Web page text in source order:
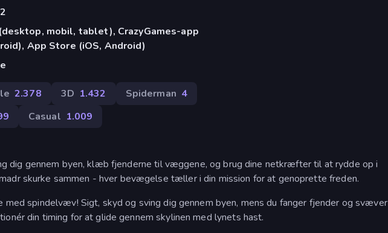
mobil, tablet), CrazyGames-app
App Store (iOS, Android)
2.378 3D 1.432 Spiderman 4
Casual 1.009
dig gennem byen, klæb fjenderne til væggene, og brug dine netkræfter til at rydde op i
skurke sammen - hver bevægelse tæller i din mission for at genoprette freden.
med spindelvæv! Sigt, skyd og sving dig gennem byen, mens du fanger fjender og svæver
din timing for at glide gennem skylinen med lynets hast.